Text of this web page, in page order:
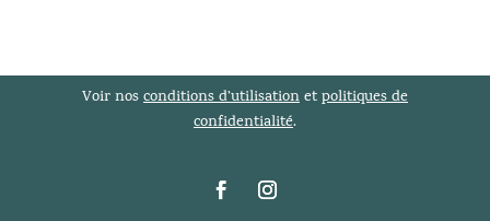
Voir nosconditions d’utilisationetpolitiques de
confidentialité.